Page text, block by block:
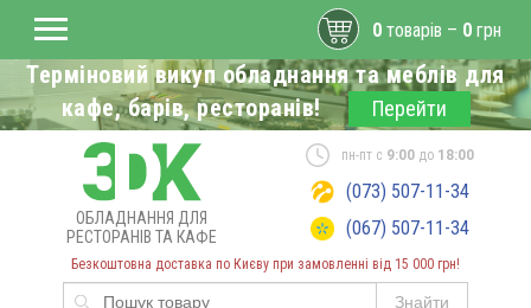
Терміновий викуп обладнання та меблів для
кафе, барів, ресторанів!
Перейти
ОБЛАДНАННЯ ДЛЯ
РЕСТОРАНІВ ТА КАФЕ
Безкоштовна доставка по Києву при замовленні від 15 000 грн!
Знайти
пн-пт с 9:00до 18:00
(073) 507-11-34
(067) 507-11-34
0 товарів – 0 грн